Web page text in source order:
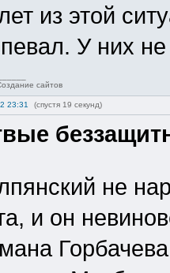
из этой
У них
сайтов
23:31 (спустя 19 секунд)
не
и он